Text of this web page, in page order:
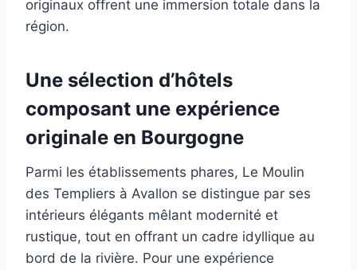
originaux offrent une immersion totale dans la
région.
Une sélection d’hôtels
composant une expérience
originale en Bourgogne
Parmi les établissements phares, Le Moulin
des Templiers à Avallon se distingue par ses
intérieurs élégants mêlant modernité et
rustique, tout en offrant un cadre idyllique au
bord de la rivière. Pour une expérience